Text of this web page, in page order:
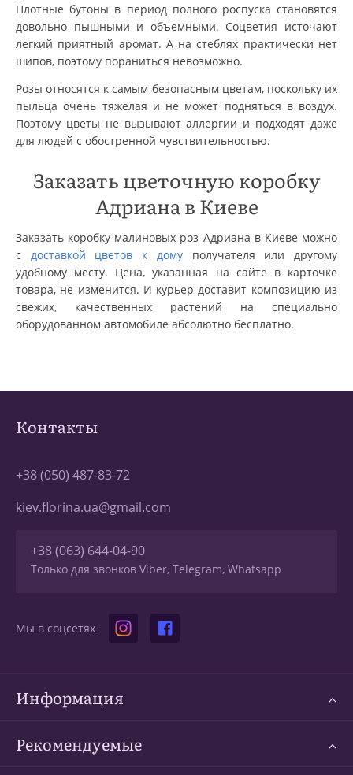
Плотные бутоны в период полного роспуска становятся
довольно пышными и объемными. Соцветия источают
легкий приятный аромат. А на стеблях практически нет
шипов, поэтому пораниться невозможно.
Розы относятся к самым безопасным цветам, поскольку их
пыльца очень тяжелая и не может подняться в воздух.
Поэтому цветы не вызывают аллергии и подходят даже
для людей с обостренной чувствительностью.
Заказать цветочную коробку
Адриана в Киеве
Заказать коробку малиновых роз Адриана в Киеве можно
с доставкой цветов к домуполучателя или другому
удобному месту. Цена, указанная на сайте в карточке
товара, не изменится. И курьер доставит композицию из
свежих, качественных растений на специально
оборудованном автомобиле абсолютно бесплатно.
Контакты
+38 (050) 487-83-72
kiev.florina.ua@gmail.com
+38 (063) 644-04-90
Только для звонков Viber, Telegram, Whatsapp
Мы в соцсетях
Информация
Рекомендуемые